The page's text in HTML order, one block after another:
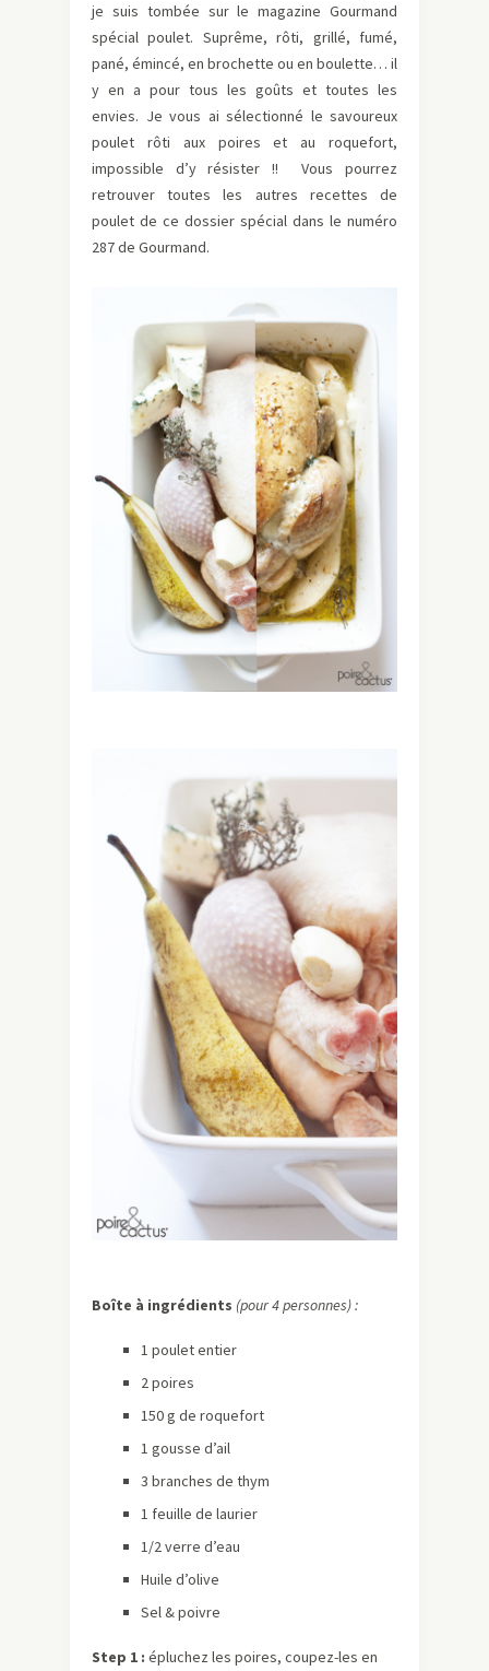
je suis tombée sur le magazine Gourmand
spécial poulet. Suprême, rôti, grillé, fumé,
pané, émincé, en brochette ou en boulette… il
y en a pour tous les goûts et toutes les
envies. Je vous ai sélectionné le savoureux
poulet rôti aux poires et au roquefort,
impossible d’y résister !! Vous pourrez
retrouver toutes les autres recettes de
poulet de ce dossier spécial dans le numéro
287 de Gourmand.
Boîte à ingrédients (pour 4 personnes) :
1 poulet entier
2 poires
150 g de roquefort
1 gousse d’ail
3 branches de thym
1 feuille de laurier
1/2 verre d’eau
Huile d’olive
Sel & poivre
Step 1 : épluchez les poires, coupez-les en